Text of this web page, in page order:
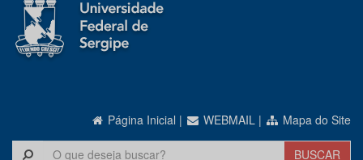
Página Inicial | WEBMAIL | Mapa do Site